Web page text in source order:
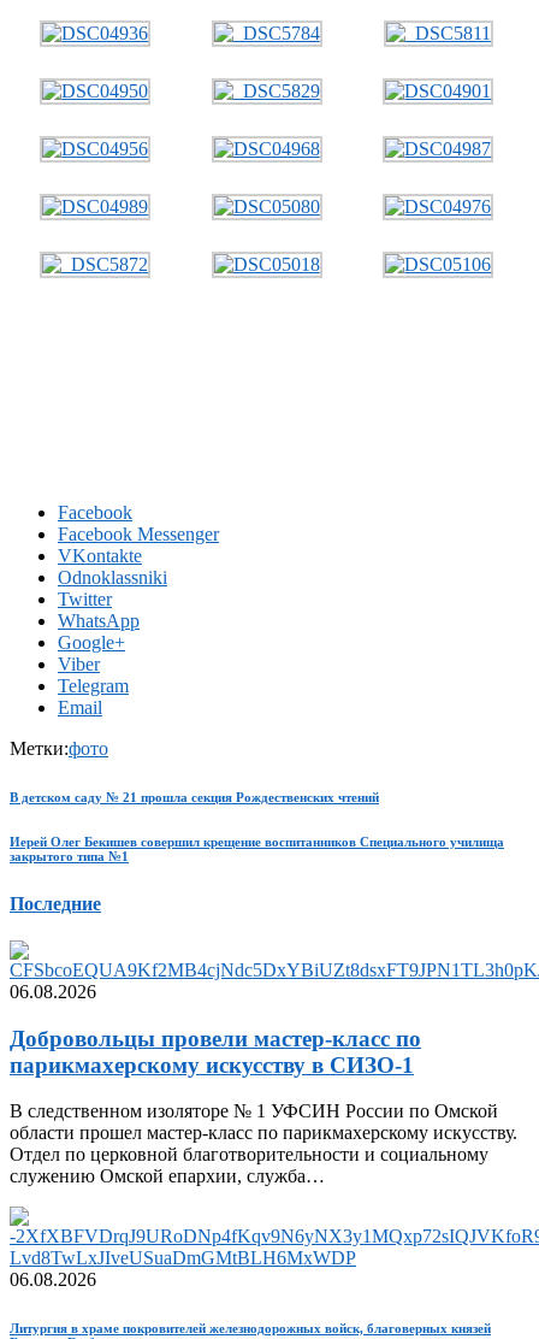
Facebook
Facebook Messenger
VKontakte
Odnoklassniki
Twitter
WhatsApp
Google+
Viber
Telegram
Email
Метки:фото
В детском саду № 21 прошла секция Рождественских чтений
Иерей Олег Бекишев совершил крещение воспитанников Специального училища
закрытого типа №1
Последние
06.08.2026
Добровольцы провели мастер-класс по
парикмахерскому искусству в СИЗО-1
В следственном изоляторе № 1 УФСИН России по Омской
области прошел мастер-класс по парикмахерскому искусству.
Отдел по церковной благотворительности и социальному
служению Омской епархии, служба…
06.08.2026
Литургия в храме покровителей железнодорожных войск, благоверных князей